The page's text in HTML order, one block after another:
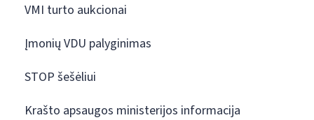
VMI turto aukcionai
Įmonių VDU palyginimas
STOP šešėliui
Krašto apsaugos ministerijos informacija